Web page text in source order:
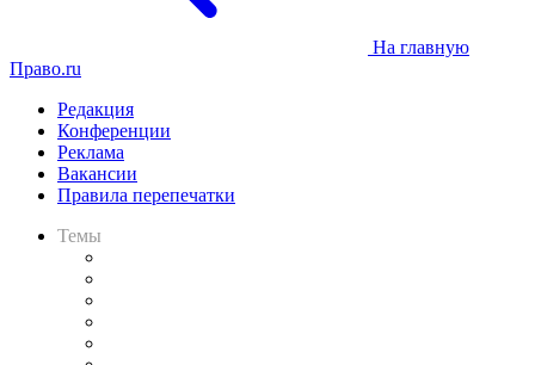
На главную
Право.ru
Редакция
Конференции
Реклама
Вакансии
Правила перепечатки
Темы